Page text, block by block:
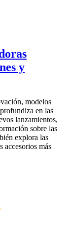
y
modelos
en las
lanzamientos,
sobre las
explora las
accesorios más